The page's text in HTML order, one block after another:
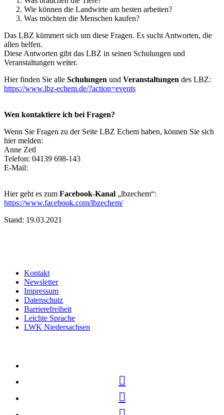
Wie können die Landwirte am besten arbeiten?
Was möchten die Menschen kaufen?
Das LBZ kümmert sich um diese Fragen. Es sucht Antworten, die
allen helfen.
Diese Antworten gibt das LBZ in seinen Schulungen und
Veranstaltungen weiter.
Hier finden Sie alle Schulungen und Veranstaltungen des LBZ:
https://www.lbz-echem.de/?action=events
Wen kontaktiere ich bei Fragen?
Wenn Sie Fragen zu der Seite LBZ Echem haben, können Sie sich
hier melden:
Anne Zetl
Telefon: 04139 698-143
E-Mail:
Hier geht es zum Facebook-Kanal „lbzechem“:
https://www.facebook.com/lbzechem/
Stand: 19.03.2021
Kontakt
Newsletter
Impressum
Datenschutz
Barrierefreiheit
Leichte Sprache
LWK Niedersachsen